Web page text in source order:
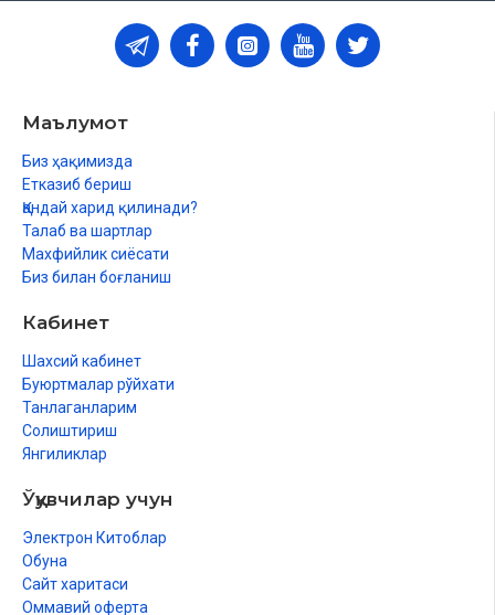
Маълумот
Биз ҳақимизда
Етказиб бериш
Қандай харид қилинади?
Талаб ва шартлар
Махфийлик сиёсати
Биз билан боғланиш
Кабинет
Шахсий кабинет
Буюртмалар рўйхати
Танлаганларим
Солиштириш
Янгиликлар
Ўқувчилар учун
Электрон Китоблар
Обуна
Сайт харитаси
Оммавий оферта